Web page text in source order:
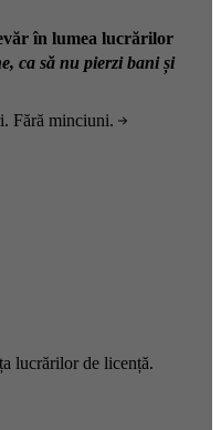
în lumea lucrărilor
ca să nu pierzi bani și
Fără minciuni.
lucrărilor de licență.